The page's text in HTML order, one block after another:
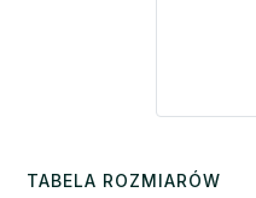
TABELA ROZMIARÓW